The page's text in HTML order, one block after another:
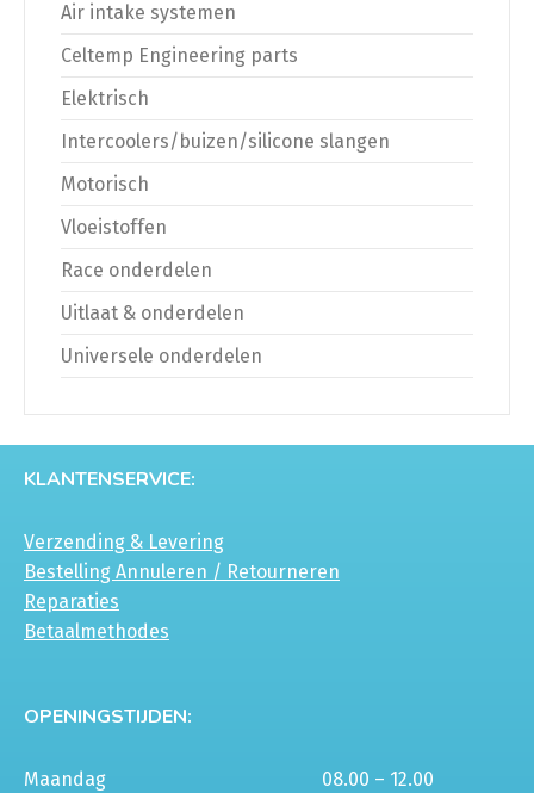
Air intake systemen
Celtemp Engineering parts
Elektrisch
Intercoolers/buizen/silicone slangen
Motorisch
Vloeistoffen
Race onderdelen
Uitlaat & onderdelen
Universele onderdelen
KLANTENSERVICE:
Verzending & Levering
Bestelling Annuleren / Retourneren
Reparaties
Betaalmethodes
OPENINGSTIJDEN:
Maandag
08.00 – 12.00